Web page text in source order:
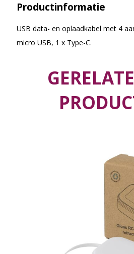
Productinformatie
USB data- en oplaadkabel met 4
micro USB, 1 x Type-C.